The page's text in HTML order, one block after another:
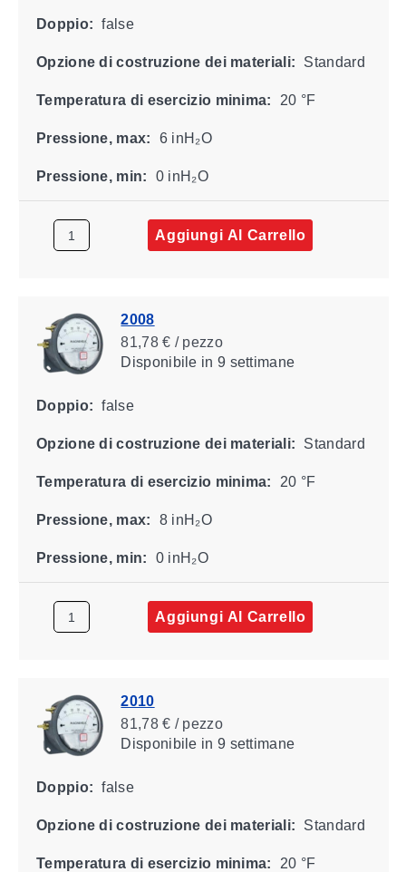
Doppio: false
Opzione di costruzione dei materiali: Standard
Temperatura di esercizio minima: 20 °F
Pressione, max: 6 inH₂O
Pressione, min: 0 inH₂O
Aggiungi Al Carrello
2008
81,78 € / pezzo
Disponibile in 9 settimane
Doppio: false
Opzione di costruzione dei materiali: Standard
Temperatura di esercizio minima: 20 °F
Pressione, max: 8 inH₂O
Pressione, min: 0 inH₂O
Aggiungi Al Carrello
2010
81,78 € / pezzo
Disponibile in 9 settimane
Doppio: false
Opzione di costruzione dei materiali: Standard
Temperatura di esercizio minima: 20 °F